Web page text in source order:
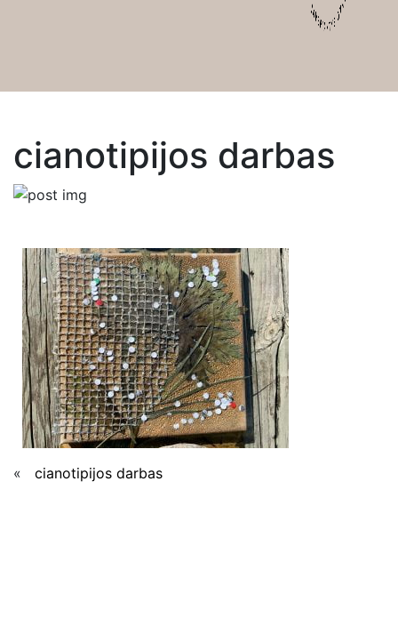
Dirbtuvės
Apie
cianotipijos darbas
« cianotipijos darbas